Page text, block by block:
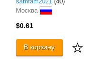
Москва
$0.61
В корзину